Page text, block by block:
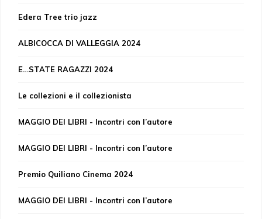
Edera Tree trio jazz
ALBICOCCA DI VALLEGGIA 2024
E…STATE RAGAZZI 2024
Le collezioni e il collezionista
MAGGIO DEI LIBRI - Incontri con l’autore
MAGGIO DEI LIBRI - Incontri con l’autore
Premio Quiliano Cinema 2024
MAGGIO DEI LIBRI - Incontri con l’autore